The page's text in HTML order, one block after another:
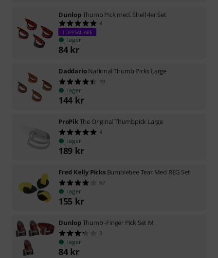
DunlopThumb Pick med. Shell 4er Set
4
TOPPSÄLJARE
i lager
84 kr
DaddarioNational Thumb Picks Large
19
i lager
144 kr
ProPikThe Original Thumbpick Large
4
i lager
189 kr
Fred Kelly Picks Bumblebee Tear Med REG Set
67
i lager
155 kr
DunlopThumb -Finger Pick Set M
3
i lager
84 kr